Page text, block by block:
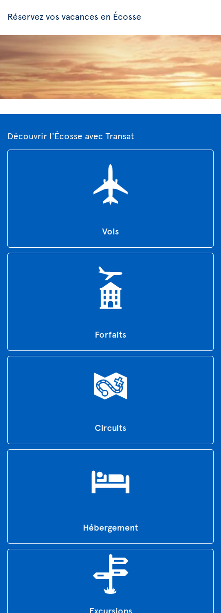
Réservez vos vacances en Écosse
Découvrir l'Écosse avec Transat
Vols
Forfaits
Circuits
Hébergement
Excursions